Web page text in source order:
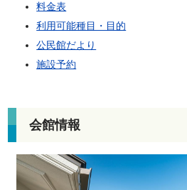
料金表
利用可能種目・目的
公民館だより
施設予約
会館情報